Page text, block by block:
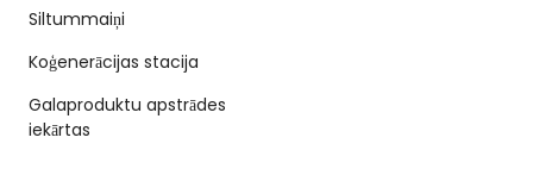
Siltummaiņi
Koģenerācijas stacija
Galaproduktu apstrādes
iekārtas